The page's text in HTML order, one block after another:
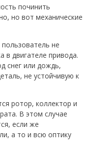
починить
но вот механические
не
в двигателе привода.
снег или дождь,
не устойчивую к
ротор, коллектор и
В этом случае
если же
а то и всю оптику